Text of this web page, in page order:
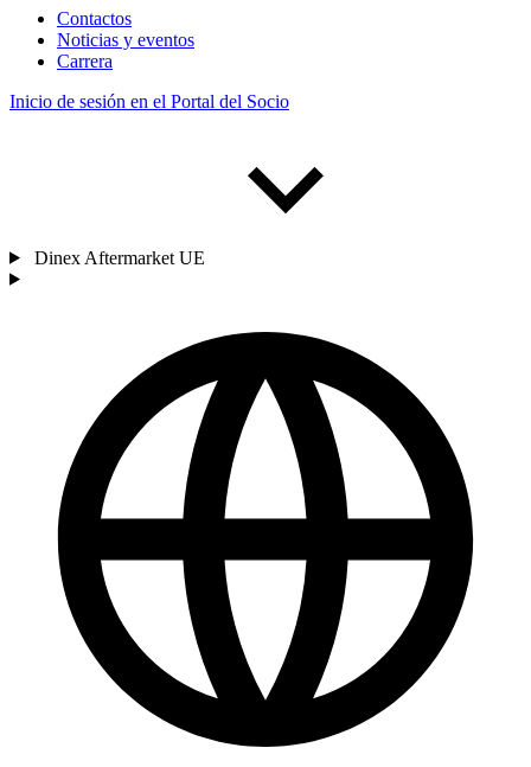
Contactos
Noticias y eventos
Carrera
Inicio de sesión en el Portal del Socio
Dinex Aftermarket UE